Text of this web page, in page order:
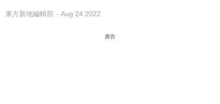
東方新地編輯部 Aug 24 2022
廣告